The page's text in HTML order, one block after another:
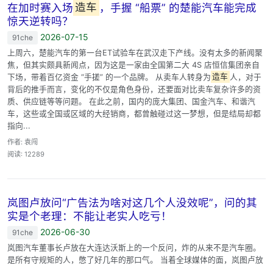
在加时赛入场 造车 ，手握 “船票” 的楚能汽车能完成
惊天逆转吗？
91che 2026-07-15
上周六，楚能汽车的第一台ET试验车在武汉走下产线。没有太多的新闻聚
焦，但其实颇具新闻点，因为这是一家由全国第二大 4S 店恒信集团亲自
下场，带着百亿资金 “手搓” 的一个品牌。 从卖车人转身为 造车 人，对于
背后的推手而言，变化的不仅是角色身份，还要面对比卖车复杂许多的资
质、供应链等等问题。 在此之前，国内的庞大集团、国金汽车、和谐汽
车，这些或全国或区域的大经销商，都曾触碰过这一梦想，但是结局却都
指向...
作者: 袁闯
阅读: 12289
岚图卢放问“广告法为啥对这几个人没效呢”，问的其
实是个老理：不能让老实人吃亏！
91che 2026-06-30
岚图汽车董事长卢放在大连达沃斯上的一个反问，炸的从来不是汽车圈。
是所有守规矩的人，憋了好几年的那口气。 当着全球媒体的面，岚图卢放